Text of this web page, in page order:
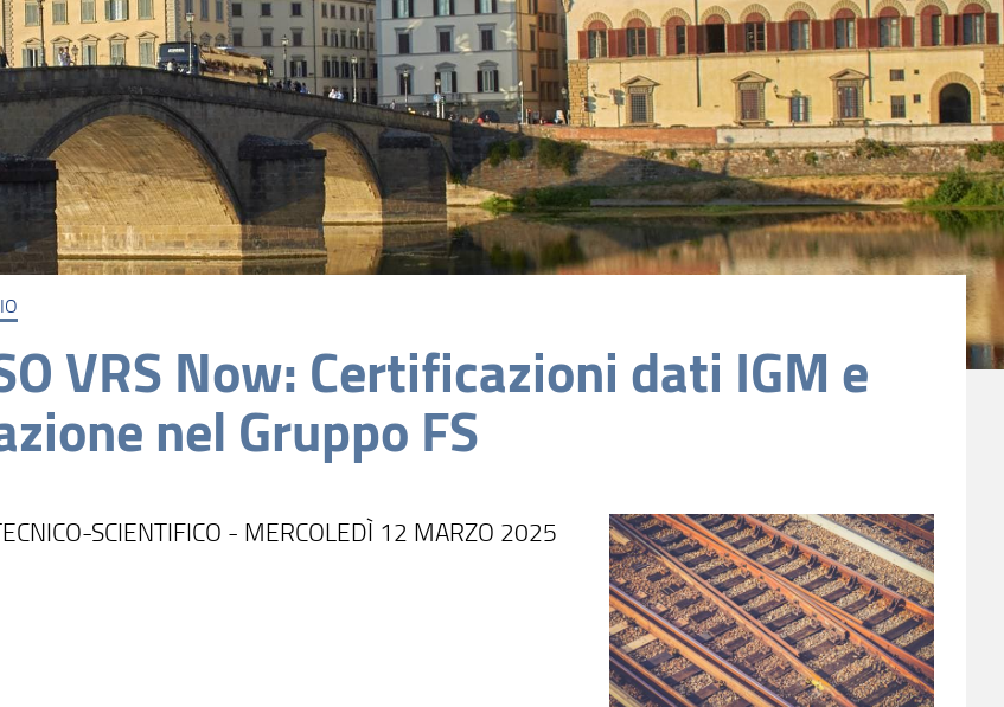
VRS Now: Certificazioni dati IGM e
nel Gruppo FS
SCIENTIFICO - MERCOLEDÌ 12 MARZO 2025